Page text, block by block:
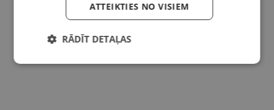
ATTEIKTIES NO VISIEM
RĀDĪT DETAĻAS